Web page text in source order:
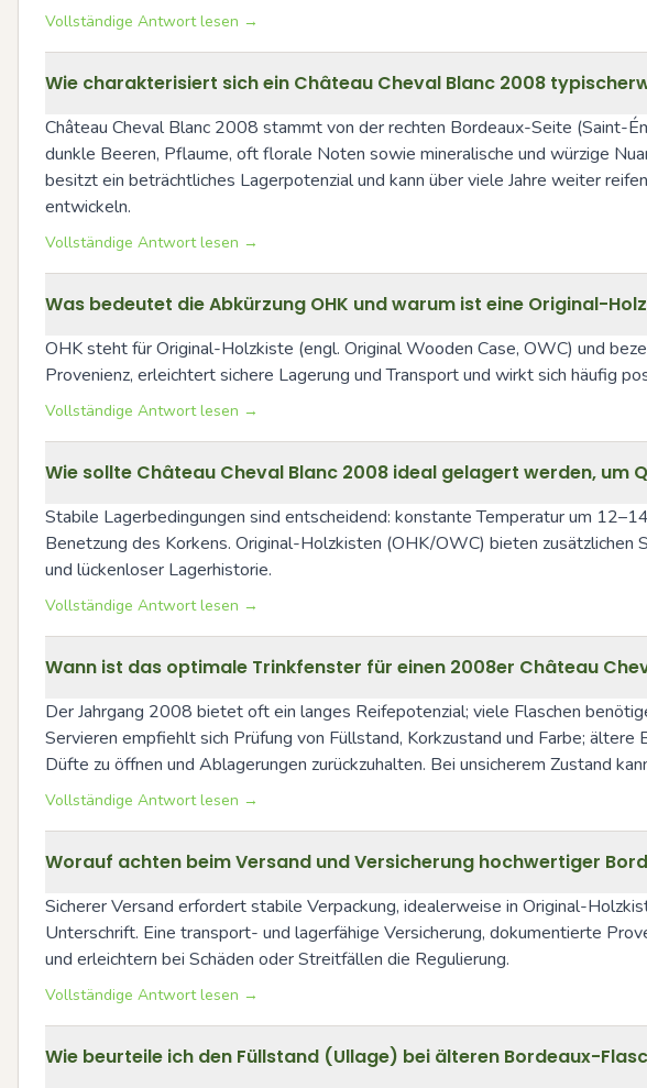
Vollständige Antwort lesen →
Wie charakterisiert sich ein Château Cheval Blanc 2008
Château Cheval Blanc 2008 stammt von der rechten Bordeaux-Seite (Saint-
dunkle Beeren, Pflaume, oft florale Noten sowie mineralische und würzige
besitzt ein beträchtliches Lagerpotenzial und kann über viele Jahre weiter
entwickeln.
Vollständige Antwort lesen →
Was bedeutet die Abkürzung OHK und warum ist eine Original-
OHK steht für Original-Holzkiste (engl. Original Wooden Case, OWC) und
Provenienz, erleichtert sichere Lagerung und Transport und wirkt sich häufig
Vollständige Antwort lesen →
Wie sollte Château Cheval Blanc 2008 ideal gelagert werden, um
Stabile Lagerbedingungen sind entscheidend: konstante Temperatur um
Benetzung des Korkens. Original-Holzkisten (OHK/OWC) bieten
und lückenloser Lagerhistorie.
Vollständige Antwort lesen →
Wann ist das optimale Trinkfenster für einen 2008er Château
Der Jahrgang 2008 bietet oft ein langes Reifepotenzial; viele Flaschen
Servieren empfiehlt sich Prüfung von Füllstand, Korkzustand und Farbe;
Düfte zu öffnen und Ablagerungen zurückzuhalten. Bei unsicherem Zustand
Vollständige Antwort lesen →
Worauf achten beim Versand und Versicherung hochwertiger
Sicherer Versand erfordert stabile Verpackung, idealerweise in Original-
Unterschrift. Eine transport- und lagerfähige Versicherung, dokumentierte
und erleichtern bei Schäden oder Streitfällen die Regulierung.
Vollständige Antwort lesen →
Wie beurteile ich den Füllstand (Ullage) bei älteren Bordeaux-